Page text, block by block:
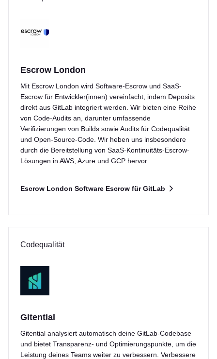
Escrow London
Mit Escrow London wird Software-Escrow und SaaS-
Escrow für Entwickler(innen) vereinfacht, indem Deposits
direkt aus GitLab integriert werden. Wir bieten eine Reihe
von Code-Audits an, darunter umfassende
Verifizierungen von Builds sowie Audits für Codequalität
und Open-Source-Code. Wir heben uns insbesondere
durch die Bereitstellung von SaaS-Kontinuitäts-Escrow-
Lösungen in AWS, Azure und GCP hervor.
Escrow London Software Escrow für GitLab
Codequalität
Gitential
Gitential analysiert automatisch deine GitLab-Codebase
und bietet Transparenz- und Optimierungspunkte, um die
Leistung deines Teams weiter zu verbessern. Verbessere